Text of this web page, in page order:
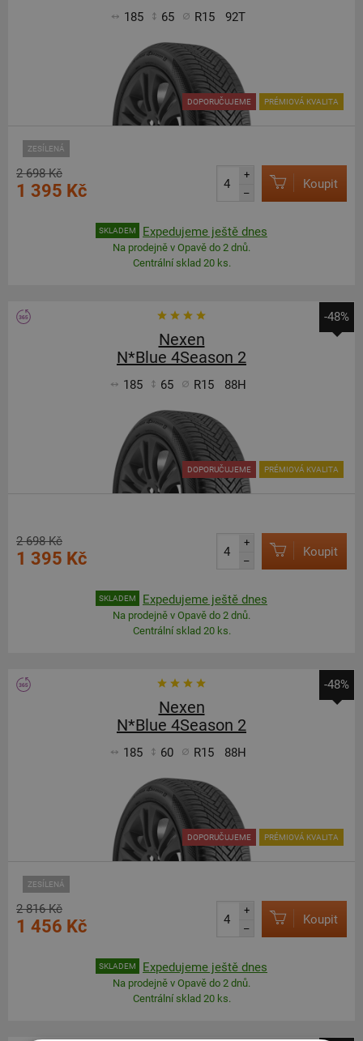
185 65 R15 92T
ZESÍLENÁ
DOPORUČUJEME PRÉMIOVÁ KVALITA
2 698 Kč
1 395 Kč
+
–
Koupit
SKLADEM Expedujeme ještě dnes
Na prodejně v Opavě do 2 dnů.
Centrální sklad 20 ks.
-48%
Nexen
N*Blue 4Season 2
185 65 R15 88H
DOPORUČUJEME PRÉMIOVÁ KVALITA
2 698 Kč
1 395 Kč
+
–
Koupit
SKLADEM Expedujeme ještě dnes
Na prodejně v Opavě do 2 dnů.
Centrální sklad 20 ks.
-48%
Nexen
N*Blue 4Season 2
185 60 R15 88H
ZESÍLENÁ
DOPORUČUJEME PRÉMIOVÁ KVALITA
2 816 Kč
1 456 Kč
+
–
Koupit
SKLADEM Expedujeme ještě dnes
Na prodejně v Opavě do 2 dnů.
Centrální sklad 20 ks.